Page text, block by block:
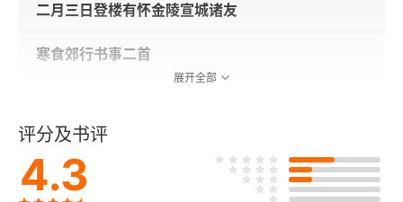
二月三日登楼有怀金陵宣城诸友
寒食郊行书事二首
南徐道中以下赴金陵漕试作
金陵道中
展开全部
评分及书评
4.3